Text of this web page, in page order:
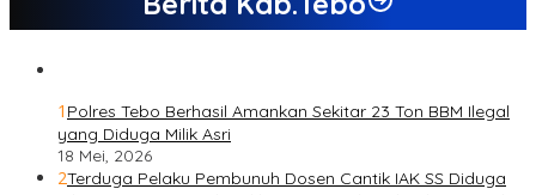
1 Polres Tebo Berhasil Amankan Sekitar 23 Ton BBM Ilegal
yang Diduga Milik Asri
18 Mei, 2026
2Terduga Pelaku Pembunuh Dosen Cantik IAK SS Diduga